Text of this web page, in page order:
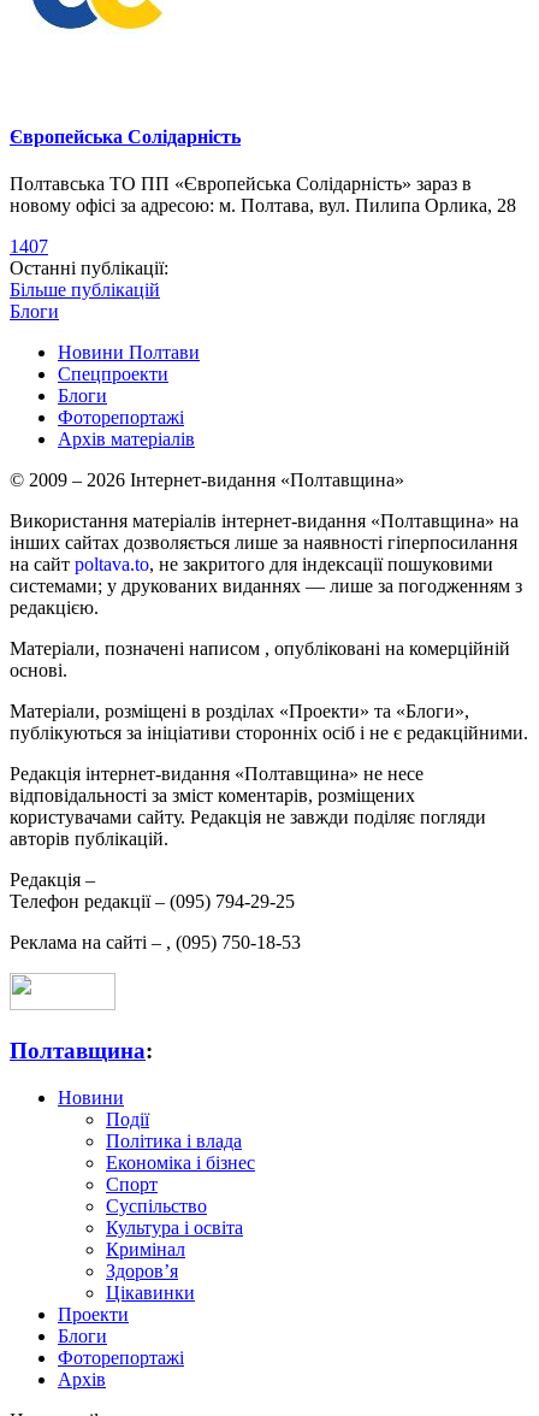
Європейська Солідарність
Полтавська ТО ПП «Європейська Солідарність» зараз в
новому офісі за адресою: м. Полтава, вул. Пилипа Орлика, 28
1407
Останні публікації:
Більше публікацій
Блоги
Новини Полтави
Спецпроекти
Блоги
Фоторепортажі
Архів матеріалів
© 2009 – 2026 Інтернет-видання «Полтавщина»
Використання матеріалів інтернет-видання «Полтавщина» на
інших сайтах дозволяється лише за наявності гіперпосилання
на сайт poltava.to, не закритого для індексації пошуковими
системами; у друкованих виданнях — лише за погодженням з
редакцією.
Матеріали, позначені написом , опубліковані на комерційній
основі.
Матеріали, розміщені в розділах «Проекти» та «Блоги»,
публікуються за ініціативи сторонніх осіб і не є редакційними.
Редакція інтернет-видання «Полтавщина» не несе
відповідальності за зміст коментарів, розміщених
користувачами сайту. Редакція не завжди поділяє погляди
авторів публікацій.
Редакція –
Телефон редакції – (095) 794-29-25
Реклама на сайті – , (095) 750-18-53
Полтавщина:
Новини
Події
Політика і влада
Економіка і бізнес
Спорт
Суспільство
Культура і освіта
Кримінал
Здоров’я
Цікавинки
Проекти
Блоги
Фоторепортажі
Архів